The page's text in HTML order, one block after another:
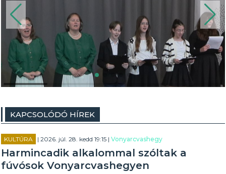
KAPCSOLÓDÓ HÍREK
KULTÚRA | 2026. júl. 28. kedd 19:15 |Vonyarcvashegy
Harmincadik alkalommal szóltak a
fúvósok Vonyarcvashegyen